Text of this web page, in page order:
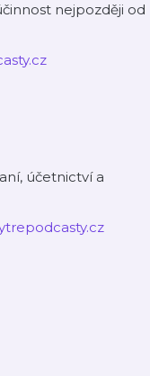
nejpozději od
účetnictví a